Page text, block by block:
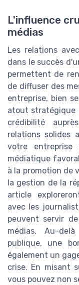
L'influence
médias
Les relations
dans le succès
permettent de
de diffuser des
entreprise, bien
atout stratégique
crédibilité
relations solides
votre entreprise
médiatique
à la promotion de
la gestion de la
article
avec les
peuvent servir
médias. Au-
publique, une
également un
crise. En misant
vous pouvez non